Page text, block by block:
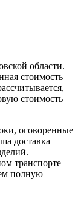
области.
стоимость
стоимость
оговоренные
доставка
транспорте
полную